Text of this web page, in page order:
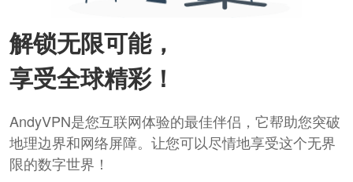
解锁无限可能，
享受全球精彩！
AndyVPN是您互联网体验的最佳伴侣，它帮助您突破
地理边界和网络屏障。让您可以尽情地享受这个无界
限的数字世界！